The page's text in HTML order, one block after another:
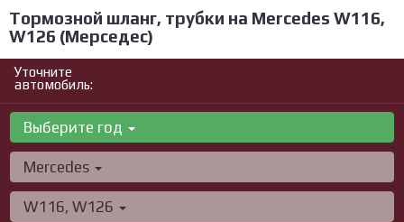
Тормозной шланг, трубки на Mercedes W116,
W126 (Мерседес)
Уточните
автомобиль:
Выберите год
Mercedes
W116, W126